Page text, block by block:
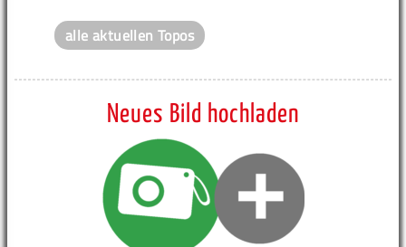
alle aktuellen Topos
Neues Bild hochladen